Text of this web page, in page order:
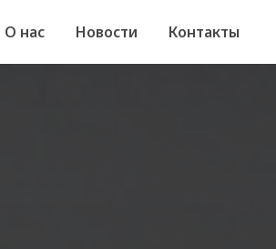
О нас Новости Контакты